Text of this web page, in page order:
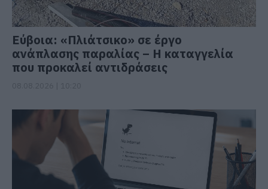
Εύβοια: «Πλιάτσικο» σε έργο
ανάπλασης παραλίας – Η καταγγελία
που προκαλεί αντιδράσεις